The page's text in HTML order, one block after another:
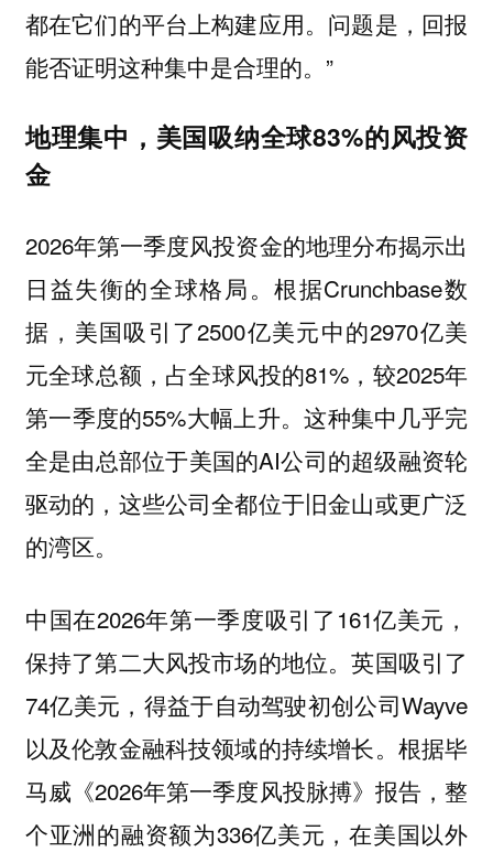
都在它们的平台上构建应用。问题是，回报
能否证明这种集中是合理的。”
地理集中，美国吸纳全球83%的风投资
金
2026年第一季度风投资金的地理分布揭示出
日益失衡的全球格局。根据Crunchbase数
据，美国吸引了2500亿美元中的2970亿美
元全球总额，占全球风投的81%，较2025年
第一季度的55%大幅上升。这种集中几乎完
全是由总部位于美国的AI公司的超级融资轮
驱动的，这些公司全都位于旧金山或更广泛
的湾区。
中国在2026年第一季度吸引了161亿美元，
保持了第二大风投市场的地位。英国吸引了
74亿美元，得益于自动驾驶初创公司Wayve
以及伦敦金融科技领域的持续增长。根据毕
马威《2026年第一季度风投脉搏》报告，整
个亚洲的融资额为336亿美元，在美国以外